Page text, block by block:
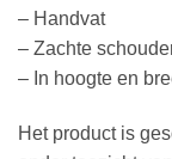
– Handvat
– Zachte
– In hoogte en
Het product is